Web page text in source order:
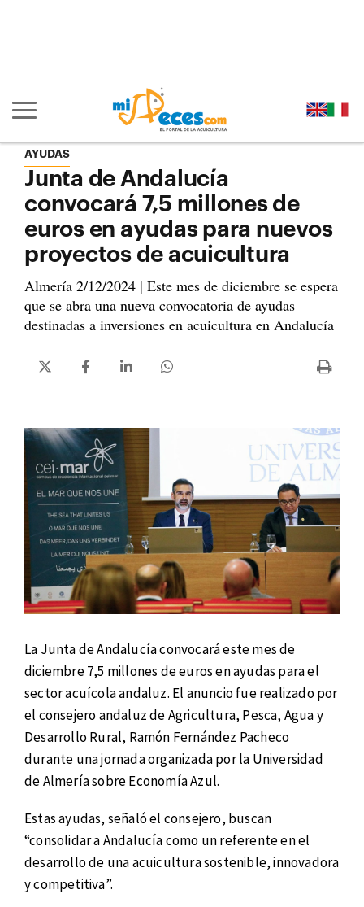
Mostrar/ocultar navegación principal
AYUDAS
Junta de Andalucía
convocará 7,5 millones de
euros en ayudas para nuevos
proyectos de acuicultura
Almería 2/12/2024 | Este mes de diciembre se espera
que se abra una nueva convocatoria de ayudas
destinadas a inversiones en acuicultura en Andalucía
La Junta de Andalucía convocará este mes de
diciembre 7,5 millones de euros en ayudas para el
sector acuícola andaluz. El anuncio fue realizado por
el consejero andaluz de Agricultura, Pesca, Agua y
Desarrollo Rural, Ramón Fernández Pacheco
durante una jornada organizada por la Universidad
de Almería sobre Economía Azul.
Estas ayudas, señaló el consejero, buscan
“consolidar a Andalucía como un referente en el
desarrollo de una acuicultura sostenible, innovadora
y competitiva”.